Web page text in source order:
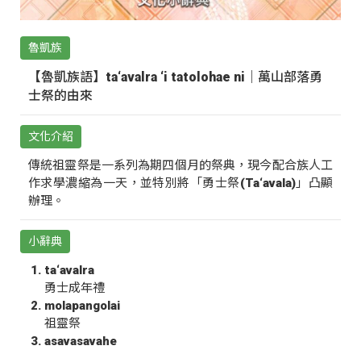
魯凱族
【魯凱族語】ta‘avalra ‘i tatolohae ni｜萬山部落勇
士祭的由來
文化介紹
傳統祖靈祭是一系列為期四個月的祭典，現今配合族人工
作求學濃縮為一天，並特別將「勇士祭(Ta‘avala)」凸顯
辦理。
小辭典
ta‘avalra
勇士成年禮
molapangolai
祖靈祭
asavasavahe